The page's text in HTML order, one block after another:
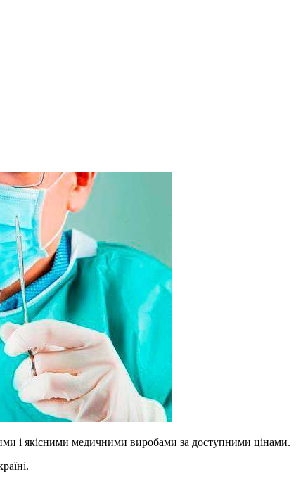
і якісними медичними виробами за доступними цінами.